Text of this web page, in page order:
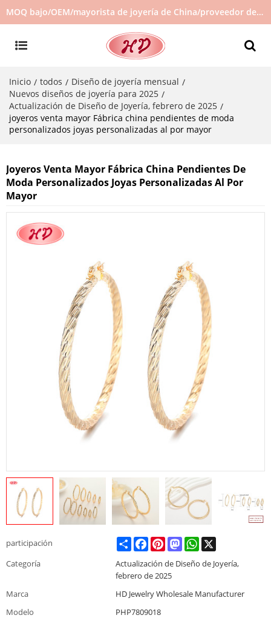
MOQ bajo/OEM/mayorista de joyería de China/proveedor de joyas/joyería de gran venta en stock/no hay joyas de segunda mano
Inicio / todos / Diseño de joyería mensual /
Nuevos diseños de joyería para 2025 /
Actualización de Diseño de Joyería, febrero de 2025 /
joyeros venta mayor Fábrica china pendientes de moda
personalizados joyas personalizadas al por mayor
Joyeros Venta Mayor Fábrica China Pendientes De
Moda Personalizados Joyas Personalizadas Al Por
Mayor
participación ShareFacebookPinterestMastodonWhatsApp
Categoría
Actualización de Diseño de Joyería,
febrero de 2025
Marca
HD Jewelry Wholesale Manufacturer
Modelo
PHP7809018